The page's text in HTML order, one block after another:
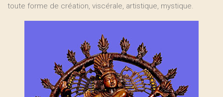
toute forme de création, viscérale, artistique, mystique.